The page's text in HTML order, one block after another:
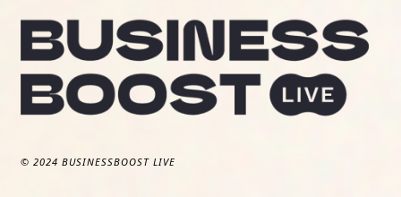
© 2024 BUSINESSBOOST LIVE